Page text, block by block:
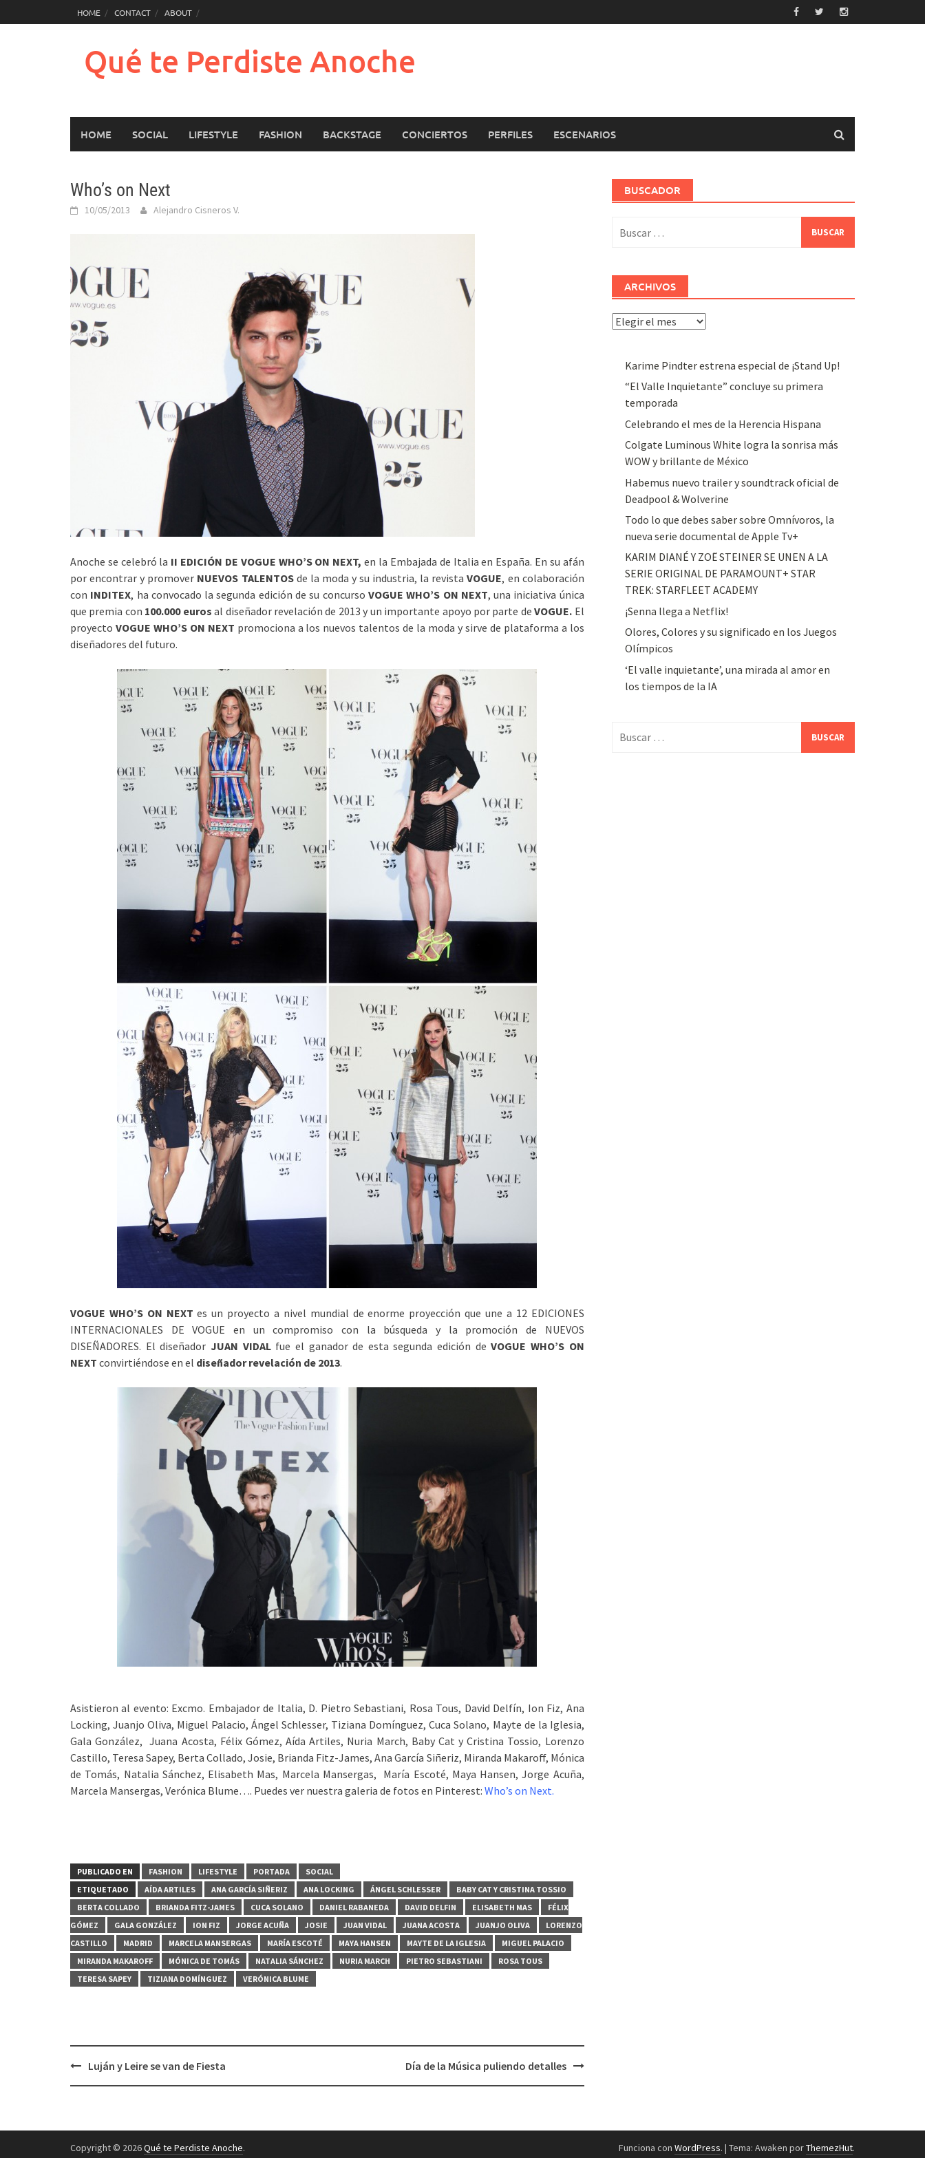
al
HOME CONTACT ABOUT
Qué te Perdiste Anoche
HOME SOCIAL LIFESTYLE FASHION BACKSTAGE CONCIERTOS PERFILES ESCENARIOS
Who’s on Next
10/05/2013 Alejandro Cisneros V.
Anoche se celebró la II EDICIÓN DE VOGUE WHO’S ON NEXT, en la Embajada de Italia en España. En su afán
por encontrar y promover NUEVOS TALENTOSde la moda y su industria, la revistaVOGUE, en colaboración
con INDITEX, ha convocado la segunda edición de su concurso VOGUE WHO’S ON NEXT, una iniciativa única
que premia con 100.000 euros al diseñador revelación de 2013 y un importante apoyo por parte deVOGUE. El
proyecto VOGUE WHO’S ON NEXT promociona a los nuevos talentos de la moda y sirve de plataforma a los
diseñadores del futuro.
VOGUE WHO’S ON NEXTes un proyecto a nivel mundial de enorme proyección que une a 12 EDICIONES
INTERNACIONALES DE VOGUE en un compromiso con la búsqueda y la promoción de NUEVOS
DISEÑADORES. El diseñador JUAN VIDALfue el ganador de esta segunda edición deVOGUE WHO’S ON
NEXT convirtiéndose en el diseñador revelación de 2013.
Asistieron al evento: Excmo. Embajador de Italia, D. Pietro Sebastiani, Rosa Tous, David Delfín, Ion Fiz, Ana
Locking, Juanjo Oliva, Miguel Palacio, Ángel Schlesser, Tiziana Domínguez, Cuca Solano, Mayte de la Iglesia,
Gala González, Juana Acosta, Félix Gómez, Aída Artiles, Nuria March, Baby Cat y Cristina Tossio, Lorenzo
Castillo, Teresa Sapey, Berta Collado, Josie, Brianda Fitz-James, Ana García Siñeriz, Miranda Makaroff, Mónica
de Tomás, Natalia Sánchez, Elisabeth Mas, Marcela Mansergas, María Escoté, Maya Hansen, Jorge Acuña,
Marcela Mansergas, Verónica Blume…. Puedes ver nuestra galeria de fotos en Pinterest: Who’s on Next.
PUBLICADO EN FASHION LIFESTYLE PORTADA
SOCIAL
ETIQUETADO
AÍDA ARTILES ANA GARCÍA SIÑERIZ ANA LOCKING ÁNGEL SCHLESSER
BABY CAT Y CRISTINA TOSSIO
BERTA COLLADO
BRIANDA FITZ-JAMES CUCA SOLANO DANIEL RABANEDA DAVID DELFIN ELISABETH MAS
FÉLIX
GÓMEZ
GALA GONZÁLEZ ION FIZ JORGE ACUÑA JOSIE JUAN VIDAL JUANA ACOSTA JUANJO OLIVA
LORENZO
CASTILLO
MADRID MARCELA MANSERGAS MARÍA ESCOTÉ MAYA HANSEN MAYTE DE LA IGLESIA
MIGUEL PALACIO
MIRANDA MAKAROFF
MÓNICA DE TOMÁS NATALIA SÁNCHEZ NURIA MARCH PIETRO SEBASTIANI
ROSA TOUS
TERESA SAPEY
TIZIANA DOMÍNGUEZ VERÓNICA BLUME
Navegación
Luján y Leire se van de Fiesta Día de la Música puliendo detalles
BUSCADOR
ARCHIVOS
Archivos
Karime Pindter estrena especial de ¡Stand Up!
“El Valle Inquietante” concluye su primera
temporada
Celebrando el mes de la Herencia Hispana
Colgate Luminous White logra la sonrisa más
WOW y brillante de México
Habemus nuevo trailer y soundtrack oficial de
Deadpool & Wolverine
Todo lo que debes saber sobre Omnívoros, la
nueva serie documental de Apple Tv+
KARIM DIANÉ Y ZOË STEINER SE UNEN A LA
SERIE ORIGINAL DE PARAMOUNT+ STAR
TREK: STARFLEET ACADEMY
¡Senna llega a Netflix!
Olores, Colores y su significado en los Juegos
Olímpicos
‘El valle inquietante’, una mirada al amor en
los tiempos de la IA
Copyright © 2026Qué te Perdiste Anoche. Funciona con WordPress. | Tema: Awaken porThemezHut.